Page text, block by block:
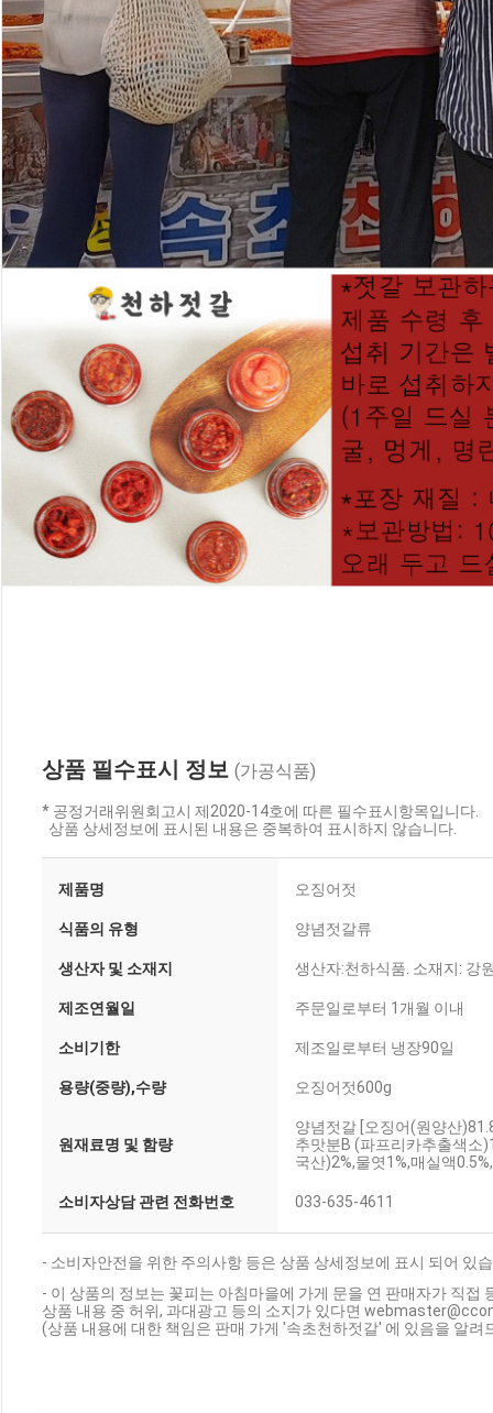
상품 필수표시 정보 (가공식품)
* 공정거래위원회고시 제2020-14호에 따른 필수표시항목입니다.
상품 상세정보에 표시된 내용은 중복하여 표시하지 않습니다.
제품명 오징어젓
식품의 유형 양념젓갈류
생산자 및 소재지 생산자:천하식품. 소재지: 강
제조연월일 주문일로부터 1개월 이내
소비기한 제조일로부터 냉장90일
용량(중량),수량 오징어젓600g
원재료명 및 함량
양념젓갈 [오징어(원양산
추맛분B (파프리카추출색소
국산)2%,물엿1%,매실액
소비자상담 관련 전화번호 033-635-4611
- 소비자안전을 위한 주의사항 등은 상품 상세정보에 표시 되어 있
- 이 상품의 정보는 꽃피는 아침마을에 가게 문을 연 판매자가 직접
상품 내용 중 허위, 과대광고 등의 소지가 있다면
(상품 내용에 대한 책임은 판매 가게 '속초천하젓갈' 에 있음을 알려